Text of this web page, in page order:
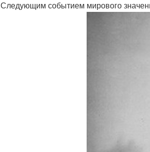
Следующим событием мирового